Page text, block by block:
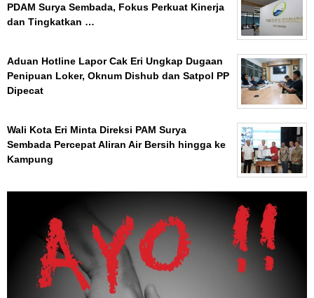
PDAM Surya Sembada, Fokus Perkuat Kinerja
dan Tingkatkan …
Aduan Hotline Lapor Cak Eri Ungkap Dugaan
Penipuan Loker, Oknum Dishub dan Satpol PP
Dipecat
Wali Kota Eri Minta Direksi PAM Surya
Sembada Percepat Aliran Air Bersih hingga ke
Kampung